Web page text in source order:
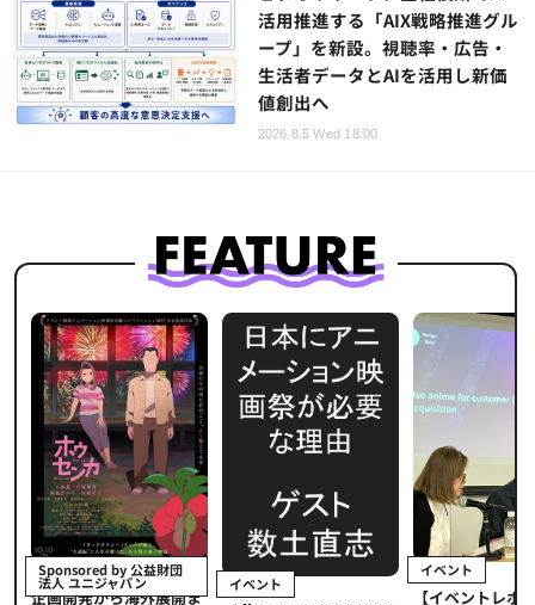
活用推進する「AIX戦略推進グル
ープ」を新設。視聴率・広告・
生活者データとAIを活用し新価
値創出へ
2026.8.5 Wed 18:00
Sponsored by 公益財団
法人 ユニジャパン
企画開発から海外展開ま
イベント
イベント
【イベントレポ